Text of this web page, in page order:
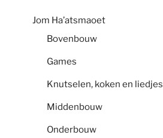
Jom Ha’atsmaoet
Bovenbouw
Games
Knutselen, koken en liedjes
Middenbouw
Onderbouw